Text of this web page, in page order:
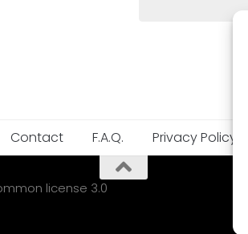
Contact F.A.Q. Privacy Policy
license 3.0